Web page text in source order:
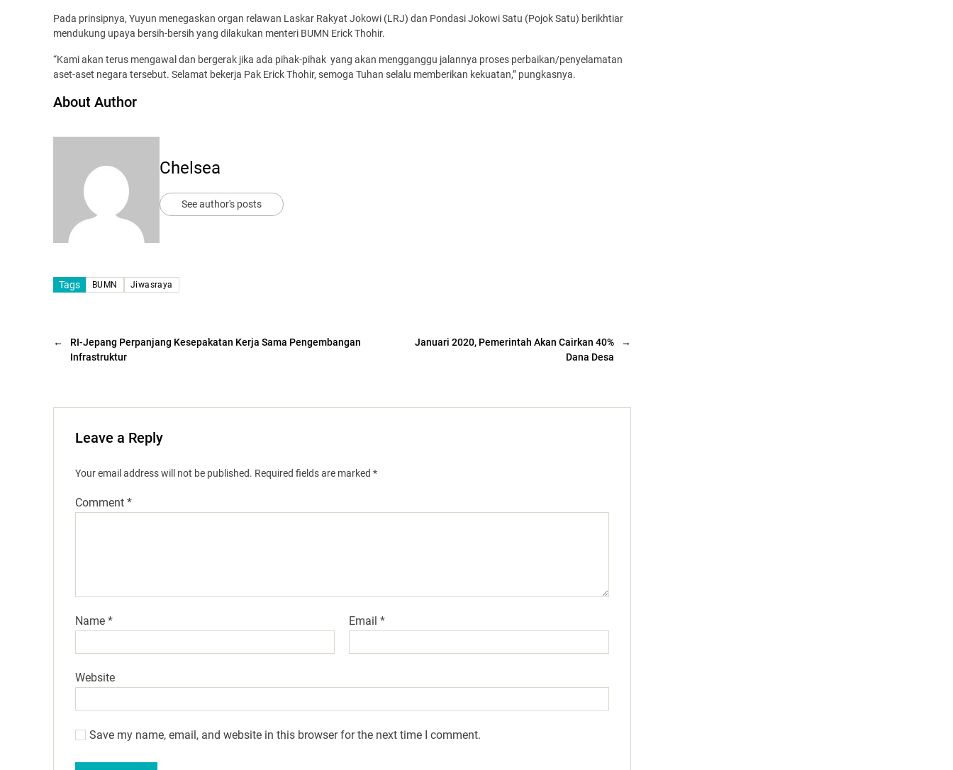
Pada prinsipnya, Yuyun menegaskan organ relawan Laskar Rakyat Jokowi (LRJ) dan Pondasi Jokowi Satu (Pojok Satu) berikhtiar
mendukung upaya bersih-bersih yang dilakukan menteri BUMN Erick Thohir.
“Kami akan terus mengawal dan bergerak jika ada pihak-pihak yang akan mengganggu jalannya proses perbaikan/penyelamatan
aset-aset negara tersebut. Selamat bekerja Pak Erick Thohir, semoga Tuhan selalu memberikan kekuatan,” pungkasnya.
About Author
Chelsea
See author's posts
Tags BUMN Jiwasraya
←
RI-Jepang Perpanjang Kesepakatan Kerja Sama Pengembangan
Infrastruktur
→
Januari 2020, Pemerintah Akan Cairkan 40%
Dana Desa
Leave a Reply
Your email address will not be published. Required fields are marked *
Comment *
Name * Email*
Website
Save my name, email, and website in this browser for the next time I comment.